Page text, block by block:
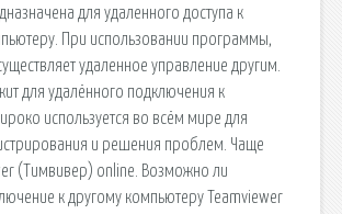
для удаленного доступа к
При использовании программы,
удаленное управление другим.
для удалённого подключения к
используется во всём мире для
и решения проблем. Чаще
(Тимвивер) online. Возможно ли
к другому компьютеру Teamviewer